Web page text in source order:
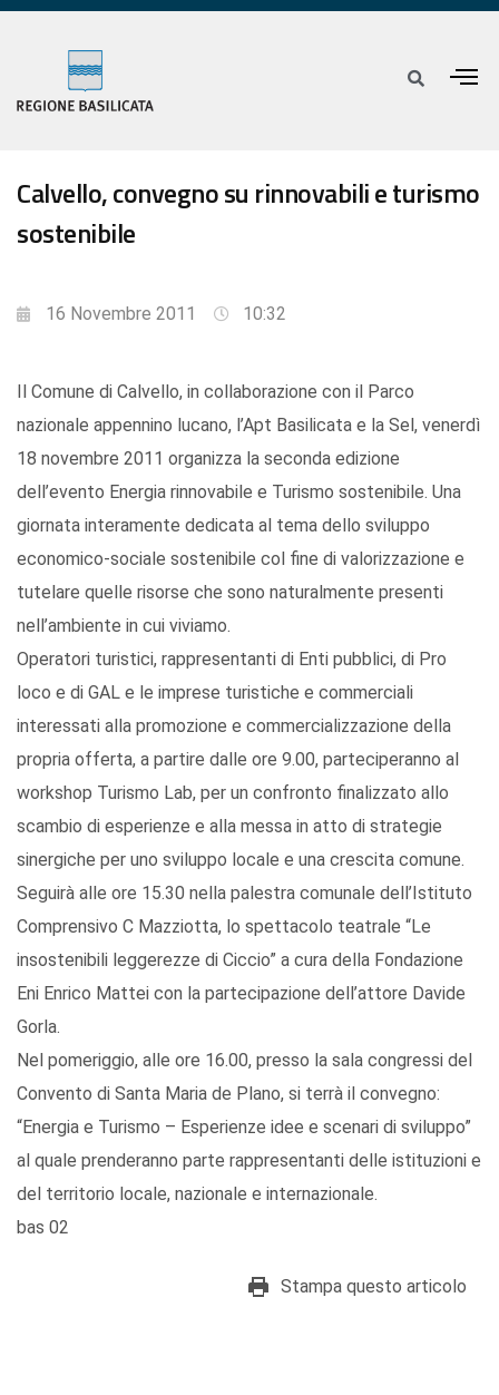
Calvello, convegno su rinnovabili e turismo
sostenibile
16 Novembre 2011 10:32
Il Comune di Calvello, in collaborazione con il Parco
nazionale appennino lucano, l’Apt Basilicata e la Sel, venerdì
18 novembre 2011 organizza la seconda edizione
dell’evento Energia rinnovabile e Turismo sostenibile. Una
giornata interamente dedicata al tema dello sviluppo
economico-sociale sostenibile col fine di valorizzazione e
tutelare quelle risorse che sono naturalmente presenti
nell’ambiente in cui viviamo.
Operatori turistici, rappresentanti di Enti pubblici, di Pro
loco e di GAL e le imprese turistiche e commerciali
interessati alla promozione e commercializzazione della
propria offerta, a partire dalle ore 9.00, parteciperanno al
workshop Turismo Lab, per un confronto finalizzato allo
scambio di esperienze e alla messa in atto di strategie
sinergiche per uno sviluppo locale e una crescita comune.
Seguirà alle ore 15.30 nella palestra comunale dell’Istituto
Comprensivo C Mazziotta, lo spettacolo teatrale “Le
insostenibili leggerezze di Ciccio” a cura della Fondazione
Eni Enrico Mattei con la partecipazione dell’attore Davide
Gorla.
Nel pomeriggio, alle ore 16.00, presso la sala congressi del
Convento di Santa Maria de Plano, si terrà il convegno:
“Energia e Turismo – Esperienze idee e scenari di sviluppo”
al quale prenderanno parte rappresentanti delle istituzioni e
del territorio locale, nazionale e internazionale.
bas 02
Stampa questo articolo